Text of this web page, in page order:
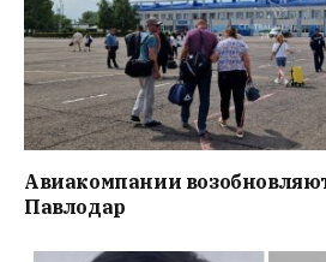
Авиакомпании
Павлодар